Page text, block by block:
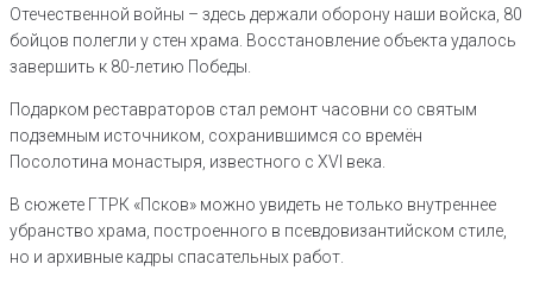
Отечественной войны – здесь держали оборону наши войска, 80
бойцов полегли у стен храма. Восстановление объекта удалось
завершить к 80-летию Победы.
Подарком реставраторов стал ремонт часовни со святым
подземным источником, сохранившимся со времён
Посолотина монастыря, известного с XVI века.
В сюжете ГТРК «Псков» можно увидеть не только внутреннее
убранство храма, построенного в псевдовизантийском стиле,
но и архивные кадры спасательных работ.